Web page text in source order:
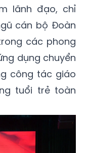
lãnh đạo, chỉ
cán bộ Đoàn
các phong
dụng chuyển
công tác giáo
tuổi trẻ toàn